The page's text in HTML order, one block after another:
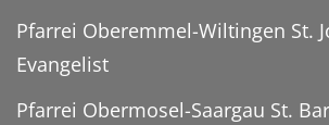
Pfarrei Oberemmel-Wiltingen St.
Evangelist
Pfarrei Obermosel-Saargau St.